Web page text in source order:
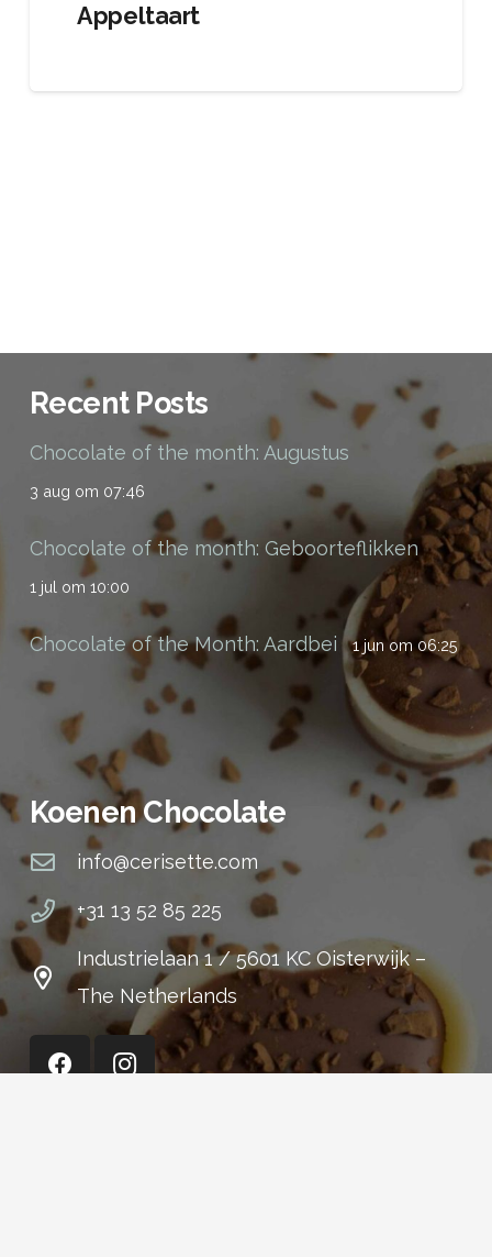
Appeltaart
Recent Posts
Chocolate of the month: Augustus
3 aug om 07:46
Chocolate of the month: Geboorteflikken
1 jul om 10:00
Chocolate of the Month: Aardbei 1 jun om 06:25
Koenen Chocolate
info@cerisette.com
+31 13 52 85 225
Industrielaan 1 / 5601 KC Oisterwijk –
The Netherlands